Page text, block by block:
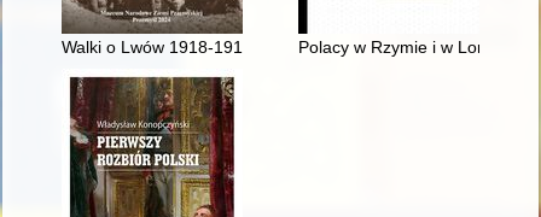
Walki o Lwów 1918-1919 : dzienniki bojowe Grup
Polacy w Rzymie i w Loreto w